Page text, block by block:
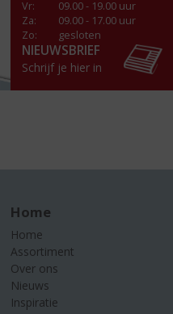
Vr:
09.00 - 19.00 uur
Za:
09.00 - 17.00 uur
Zo:
gesloten
NIEUWSBRIEF
Schrijf je hier in
Home
Home
Assortiment
Over ons
Nieuws
Inspiratie